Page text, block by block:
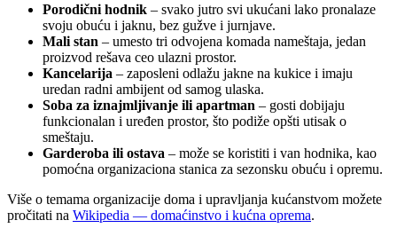
Porodični hodnik – svako jutro svi ukućani lako pronalaze
svoju obuću i jaknu, bez gužve i jurnjave.
Mali stan – umesto tri odvojena komada nameštaja, jedan
proizvod rešava ceo ulazni prostor.
Kancelarija – zaposleni odlažu jakne na kukice i imaju
uredan radni ambijent od samog ulaska.
Soba za iznajmljivanje ili apartman – gosti dobijaju
funkcionalan i uređen prostor, što podiže opšti utisak o
smeštaju.
Garderoba ili ostava – može se koristiti i van hodnika, kao
pomoćna organizaciona stanica za sezonsku obuću i opremu.
Više o temama organizacije doma i upravljanja kućanstvom možete
pročitati na Wikipedia — domaćinstvo i kućna oprema.